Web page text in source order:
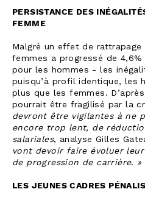
PERSISTANCE DES
FEMME
Malgré un effet de
femmes a progressé de 4,6%
pour les hommes - les
puisqu’à profil identique, les
plus que les femmes.
pourrait être fragilisé par la
devront être vigilantes à ne
encore trop lent, de
salariales, analyse Gilles
vont devoir faire évoluer
de progression de carrière. »
LES JEUNES CADRES